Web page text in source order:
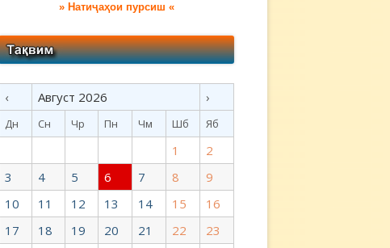
» Натиҷаҳои пурсиш «
‹ Август 2026 ›
Дн Сн Чр Пн Чм Шб Яб
1
2
3
4 5 6 7 8
9
10
11 12 13 14 15
16
17
18 19 20 21 22
23